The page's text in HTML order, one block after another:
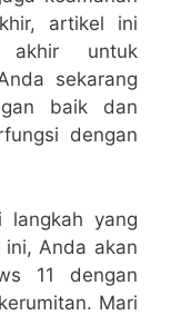
artikel ini
akhir untuk
sekarang
baik dan
dengan
langkah yang
Anda akan
11 dengan
Mari